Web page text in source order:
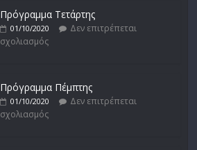
Πρόγραμμα Τετάρτης
01/10/2020
Δεν επιτρέπεται
σχολιασμός
Πρόγραμμα Πέμπτης
01/10/2020
Δεν επιτρέπεται
σχολιασμός